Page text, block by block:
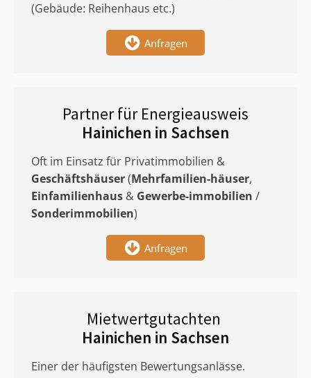
(Gebäude: Reihenhaus etc.)
Anfragen
Partner für Energieausweis
Hainichen in Sachsen
Oft im Einsatz für Privatimmobilien &
Geschäftshäuser(Mehrfamilien-häuser,
Einfamilienhaus & Gewerbe-immobilien /
Sonderimmobilien)
Anfragen
Mietwertgutachten
Hainichen in Sachsen
Einer der häufigsten Bewertungsanlässe.